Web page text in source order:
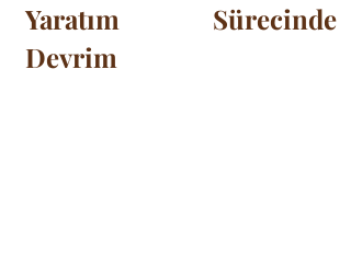
Yaratım Sürecinde
Devrim